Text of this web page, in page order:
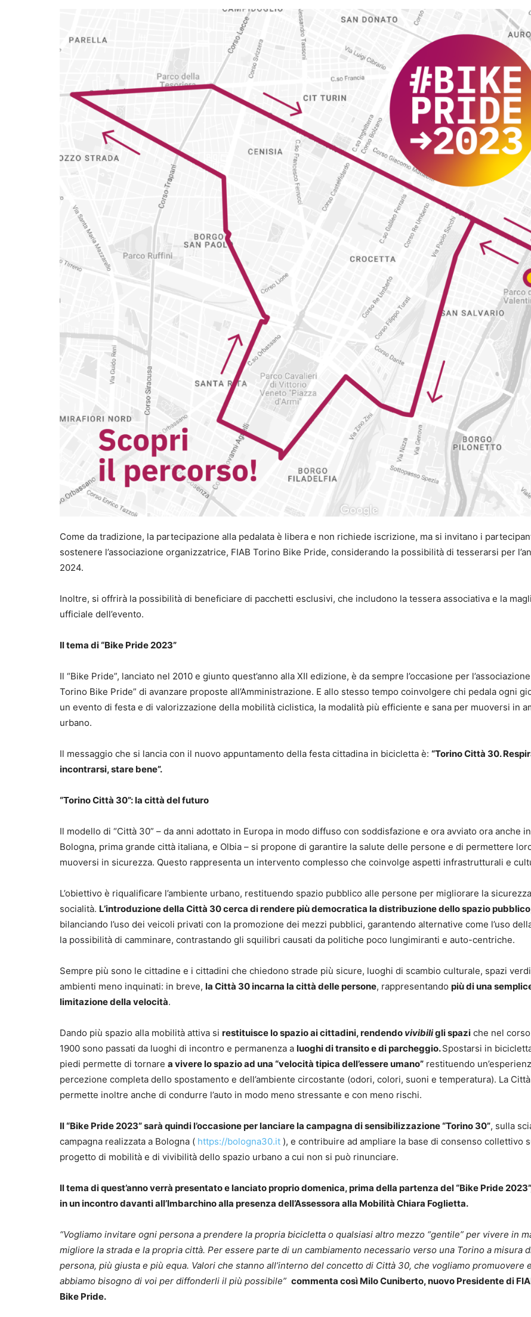
Come da tradizione, la partecipazione alla pedalata è libera e non richiede iscrizione, ma si invitano i
sostenere l’associazione organizzatrice, FIAB Torino Bike Pride, considerando la possibilità di tesserarsi per
2024.
Inoltre, si offrirà la possibilità di beneficiare di pacchetti esclusivi, che includono la tessera associativa e la
ufficiale dell’evento.
Il tema di “Bike Pride 2023”
Il “Bike Pride”, lanciato nel 2010 e giunto quest’anno alla XII edizione, è da sempre l’occasione per l’associazione
Torino Bike Pride” di avanzare proposte all’Amministrazione. E allo stesso tempo coinvolgere chi pedala ogni
un evento di festa e di valorizzazione della mobilità ciclistica, la modalità più efficiente e sana per muoversi in
urbano.
Il messaggio che si lancia con il nuovo appuntamento della festa cittadina in bicicletta è: “Torino Città 30.
incontrarsi, stare bene”.
“Torino Città 30”: la città del futuro
Il modello di “Città 30” – da anni adottato in Europa in modo diffuso con soddisfazione e ora avviato ora anche
Bologna, prima grande città italiana, e Olbia – si propone di garantire la salute delle persone e di permettere
muoversi in sicurezza. Questo rappresenta un intervento complesso che coinvolge aspetti infrastrutturali e
L’obiettivo è riqualificare l’ambiente urbano, restituendo spazio pubblico alle persone per migliorare la
socialità. L’introduzione della Città 30 cerca di rendere più democratica la distribuzione dello spazio pubblico
bilanciando l’uso dei veicoli privati con la promozione dei mezzi pubblici, garantendo alternative come l’uso
la possibilità di camminare, contrastando gli squilibri causati da politiche poco lungimiranti e auto-centriche.
Sempre più sono le cittadine e i cittadini che chiedono strade più sicure, luoghi di scambio culturale, spazi
ambienti meno inquinati: in breve, la Città 30 incarna la città delle persone, rappresentando più di una
limitazione della velocità.
Dando più spazio alla mobilità attiva si restituisce lo spazio ai cittadini, rendendo vivibiligli spazi che nel
1900 sono passati da luoghi di incontro e permanenza a luoghi di transito e di parcheggio.Spostarsi in
piedi permette di tornare a vivere lo spazio ad una “velocità tipica dell’essere umano” restituendo
percezione completa dello spostamento e dell’ambiente circostante (odori, colori, suoni e temperatura). La
permette inoltre anche di condurre l’auto in modo meno stressante e con meno rischi.
Il “Bike Pride 2023” sarà quindi l’occasione per lanciare la campagna di sensibilizzazione “Torino 30”, sulla
campagna realizzata a Bologna ( https://bologna30.it ), e contribuire ad ampliare la base di consenso collettivo
progetto di mobilità e di vivibilità dello spazio urbano a cui non si può rinunciare.
Il tema di quest’anno verrà presentato e lanciato proprio domenica, prima della partenza del “Bike Pride
in un incontro davanti all’Imbarchino alla presenza dell’Assessora alla Mobilità Chiara Foglietta.
“Vogliamo invitare ogni persona a prendere la propria bicicletta o qualsiasi altro mezzo “gentile” per vivere in
migliore la strada e la propria città. Per essere parte di un cambiamento necessario verso una Torino a misura
persona, più giusta e più equa. Valori che stanno all’interno del concetto di Città 30, che vogliamo promuovere
abbiamo bisogno di voi per diffonderli il più possibile” commenta così Milo Cuniberto, nuovo Presidente di
Bike Pride.